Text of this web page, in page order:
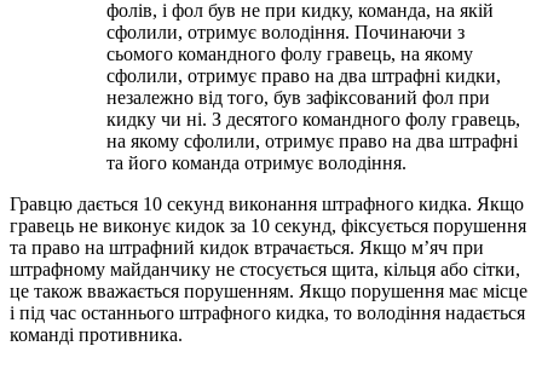
фолів, і фол був не при кидку, команда, на якій
сфолили, отримує володіння. Починаючи з
сьомого командного фолу гравець, на якому
сфолили, отримує право на два штрафні кидки,
незалежно від того, був зафіксований фол при
кидку чи ні. З десятого командного фолу гравець,
на якому сфолили, отримує право на два штрафні
та його команда отримує володіння.
Гравцю дається 10 секунд виконання штрафного кидка. Якщо
гравець не виконує кидок за 10 секунд, фіксується порушення
та право на штрафний кидок втрачається. Якщо м’яч при
штрафному майданчику не стосується щита, кільця або сітки,
це також вважається порушенням. Якщо порушення має місце
і під час останнього штрафного кидка, то володіння надається
команді противника.